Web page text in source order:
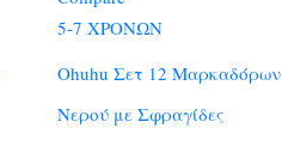
5-7 ΧΡΟΝΩΝ
Ohuhu Σετ 12 Μαρκαδόρων
Νερού με Σφραγίδες